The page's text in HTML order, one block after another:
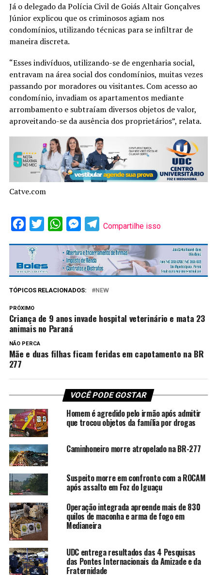
Já o delegado da Polícia Civil de Goiás Altair Gonçalves
Júnior explicou que os criminosos agiam nos
condomínios, utilizando técnicas para se infiltrar de
maneira discreta.
“Esses indivíduos, utilizando-se de engenharia social,
entravam na área social dos condomínios, muitas vezes
passando por moradores ou visitantes. Com acesso ao
condomínio, invadiam os apartamentos mediante
arrombamento e subtraíam diversos objetos de valor,
aproveitando-se da ausência dos proprietários”, relata.
Catve.com
Facebook
Twitter WhatsAppMessenger
Telegram
Compartilhe isso
TÓPICOS RELACIONADOS: NEW
PRÓXIMO
Criança de 9 anos invade hospital veterinário e mata 23
animais no Paraná
NÃO PERCA
Mãe e duas filhas ficam feridas em capotamento na BR
277
VOCÊ PODE GOSTAR
Homem é agredido pelo irmão após admitir
que trocou objetos da família por drogas
Caminhoneiro morre atropelado na BR-277
Suspeito morre em confronto com a ROCAM
após assalto em Foz do Iguaçu
Operação integrada apreende mais de 830
quilos de maconha e arma de fogo em
Medianeira
UDC entrega resultados das 4 Pesquisas
das Pontes Internacionais da Amizade e da
Fraternidade